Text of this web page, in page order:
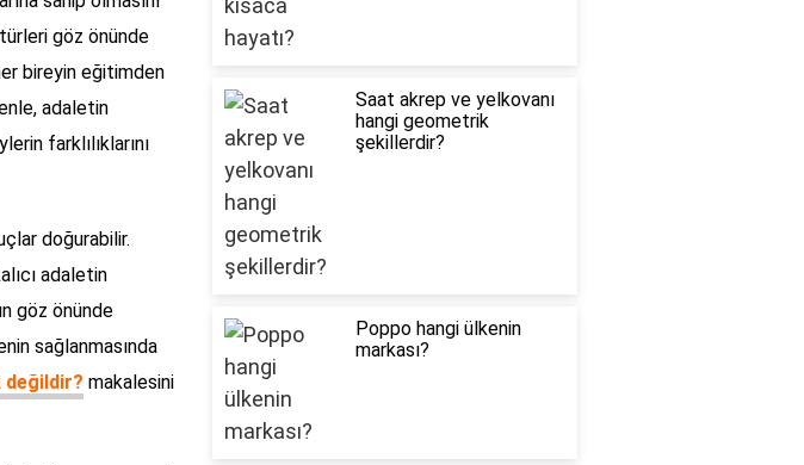
göz önünde
bireyin eğitimden
adaletin
farklılıklarını
doğurabilir.
adaletin
göz önünde
sağlanmasında
değildir? makalesini
Saat akrep ve yelkovanı
hangi geometrik
şekillerdir?
Poppo hangi ülkenin
markası?